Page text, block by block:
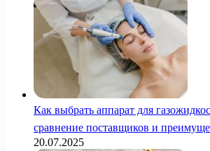
Как выбрать аппарат для
сравнение поставщиков и
20.07.2025